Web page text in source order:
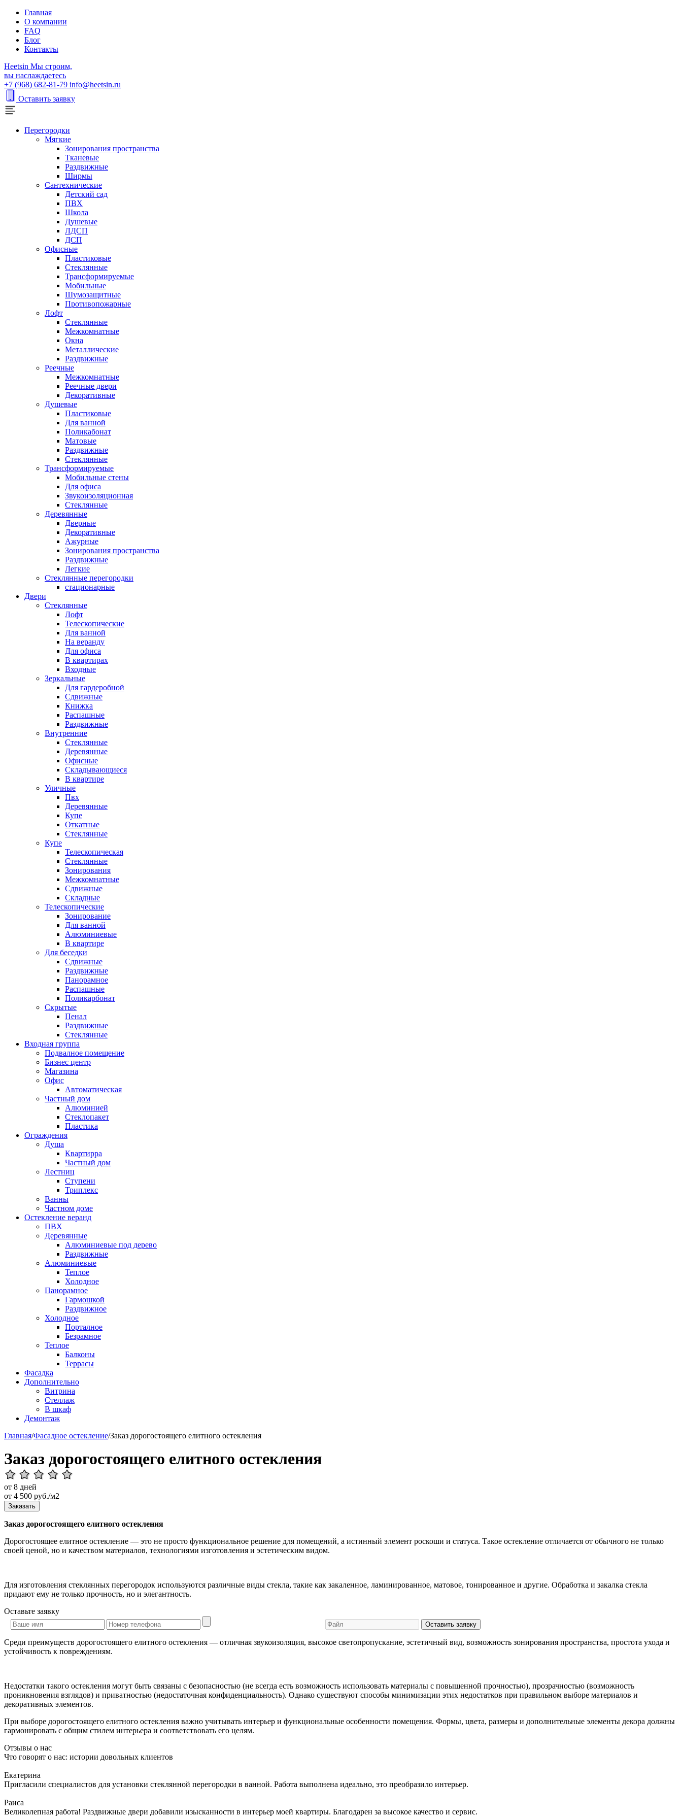
Главная
О компании
FAQ
Блог
Контакты
Heetsin Мы строим,
вы наслаждаетесь
+7 (968) 682-81-79 info@heetsin.ru
Оставить заявку
Перегородки
Мягкие
Зонирования пространства
Тканевые
Раздвижные
Ширмы
Сантехнические
Детский сад
ПВХ
Школа
Душевые
ЛДСП
ДСП
Офисные
Пластиковые
Стеклянные
Трансформируемые
Мобильные
Шумозащитные
Противопожарные
Лофт
Стеклянные
Межкомнатные
Окна
Металлические
Раздвижные
Реечные
Межкомнатные
Реечные двери
Декоративные
Душевые
Пластиковые
Для ванной
Поликабонат
Матовые
Раздвижные
Стеклянные
Трансформируемые
Мобильные стены
Для офиса
Звукоизоляционная
Стеклянные
Деревянные
Дверные
Декоративные
Ажурные
Зонирования пространства
Раздвижные
Легкие
Стеклянные перегородки
стационарные
Двери
Стеклянные
Лофт
Телескопические
Для ванной
На веранду
Для офиса
В квартирах
Входные
Зеркальные
Для гардеробной
Сдвижные
Книжка
Распашные
Раздвижные
Внутренние
Стеклянные
Деревянные
Офисные
Складывающиеся
В квартире
Уличные
Пвх
Деревянные
Купе
Откатные
Стеклянные
Купе
Телескопическая
Стеклянные
Зонирования
Межкомнатные
Сдвижные
Складные
Телескопические
Зонирование
Для ванной
Алюминиевые
В квартире
Для беседки
Сдвижные
Раздвижные
Панорамное
Распашные
Поликарбонат
Скрытые
Пенал
Раздвижные
Стеклянные
Входная группа
Подвалное помещение
Бизнес центр
Магазина
Офис
Автоматическая
Частный дом
Алюминией
Стеклопакет
Пластика
Ограждения
Душа
Квартирра
Частный дом
Лестниц
Ступени
Триплекс
Ванны
Частном доме
Остекление веранд
ПВХ
Деревянные
Алюминиевые под дерево
Раздвижные
Алюминиевые
Теплое
Холодное
Панорамное
Гармошкой
Раздвижное
Холодное
Порталное
Безрамное
Теплое
Балконы
Террасы
Фасадка
Дополнительно
Витрина
Стеллаж
В шкаф
Демонтаж
Главная/Фасадное остекление/Заказ дорогостоящего елитного остекления
Заказ дорогостоящего елитного остекления
от 8 дней
от 4 500 руб./м2
Заказать
Заказ дорогостоящего елитного остекления
Дорогостоящее елитное остекление — это не просто функциональное решение для помещений, а истинный элемент роскоши и статуса. Такое остекление отличается от обычного не только
своей ценой, но и качеством материалов, технологиями изготовления и эстетическим видом.
Для изготовления стеклянных перегородок используются различные виды стекла, такие как закаленное, ламинированное, матовое, тонированное и другие. Обработка и закалка стекла
придают ему не только прочность, но и элегантность.
Оставьте заявку
Оставить заявку
Среди преимуществ дорогостоящего елитного остекления — отличная звукоизоляция, высокое светопропускание, эстетичный вид, возможность зонирования пространства, простота ухода и
устойчивость к повреждениям.
Недостатки такого остекления могут быть связаны с безопасностью (не всегда есть возможность использовать материалы с повышенной прочностью), прозрачностью (возможность
проникновения взглядов) и приватностью (недостаточная конфиденциальность). Однако существуют способы минимизации этих недостатков при правильном выборе материалов и
декоративных элементов.
При выборе дорогостоящего елитного остекления важно учитывать интерьер и функциональные особенности помещения. Формы, цвета, размеры и дополнительные элементы декора должны
гармонировать с общим стилем интерьера и соответствовать его целям.
Отзывы о нас
Что говорят о нас: истории довольных клиентов
Екатерина
Пригласили специалистов для установки стеклянной перегородки в ванной. Работа выполнена идеально, это преобразило интерьер.
Раиса
Великолепная работа! Раздвижные двери добавили изысканности в интерьер моей квартиры. Благодарен за высокое качество и сервис.